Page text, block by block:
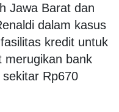
Jawa Barat dan
dalam kasus
kredit untuk
merugikan bank
Rp670